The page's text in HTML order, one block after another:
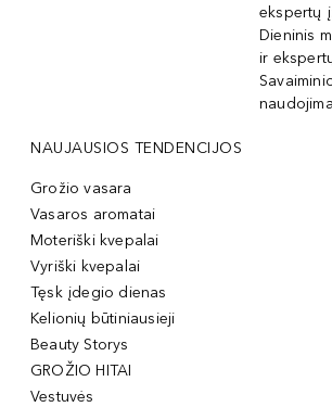
ekspertų
Dieninis
ir
NAUJAUSIOS TENDENCIJOS
Grožio vasara
Vasaros aromatai
Moteriški kvepalai
Vyriški kvepalai
Tęsk įdegio dienas
Kelionių būtiniausieji
Beauty Storys
GROŽIO HITAI
Vestuvės